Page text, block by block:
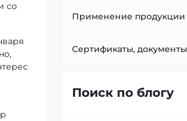
со
Применение продукции
Сертификаты, документы
Поиск по блогу